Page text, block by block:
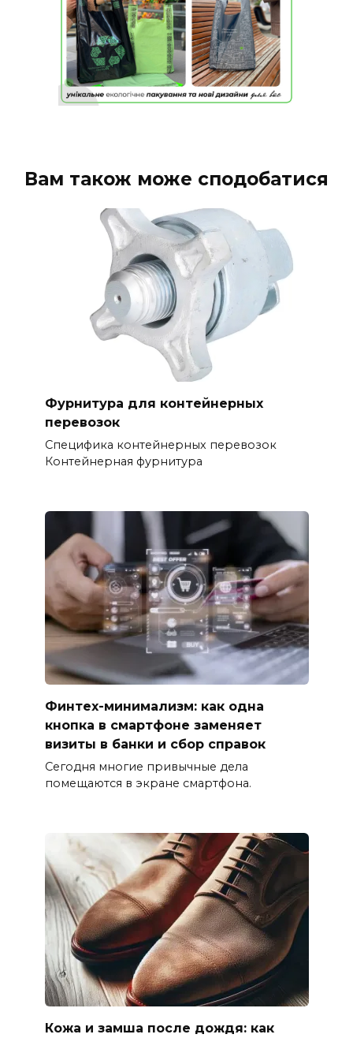
Вам також може сподобатися
Фурнитура для контейнерных
перевозок
Специфика контейнерных перевозок
Контейнерная фурнитура
Финтех-минимализм: как одна
кнопка в смартфоне заменяет
визиты в банки и сбор справок
Сегодня многие привычные дела
помещаются в экране смартфона.
Кожа и замша после дождя: как